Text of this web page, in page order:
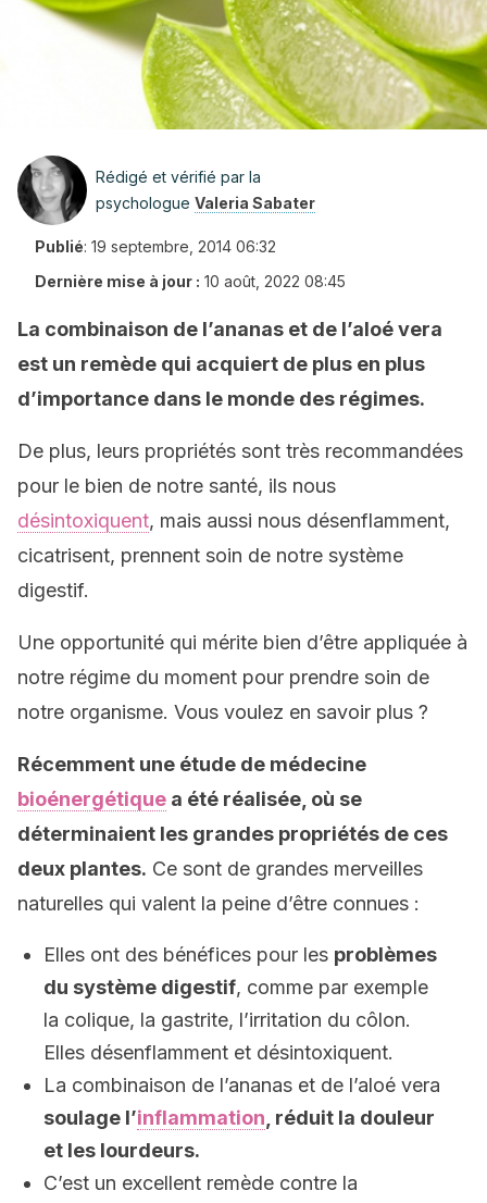
Rédigé et vérifié par la
psychologue Valeria Sabater
Publié: 19 septembre, 2014 06:32
Dernière mise à jour : 10 août, 2022 08:45
La combinaison de l’ananas et de l’aloé vera
est un remède qui acquiert de plus en plus
d’importance dans le monde des régimes.
De plus, leurs propriétés sont très recommandées
pour le bien de notre santé, ils nous
désintoxiquent, mais aussi nous désenflamment,
cicatrisent, prennent soin de notre système
digestif.
Une opportunité qui mérite bien d’être appliquée à
notre régime du moment pour prendre soin de
notre organisme. Vous voulez en savoir plus ?
Récemment une étude de médecine
bioénergétique a été réalisée, où se
déterminaient les grandes propriétés de ces
deux plantes. Ce sont de grandes merveilles
naturelles qui valent la peine d’être connues :
Elles ont des bénéfices pour les problèmes
du système digestif, comme par exemple
la colique, la gastrite, l’irritation du côlon.
Elles désenflamment et désintoxiquent.
La combinaison de l’ananas et de l’aloé vera
soulage l’inflammation , réduit la douleur
et les lourdeurs.
C’est un excellent remède contre la